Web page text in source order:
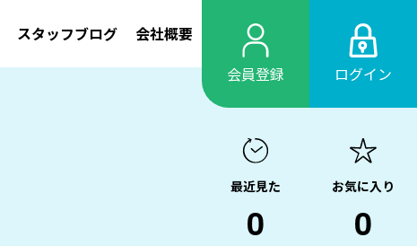
スタッフブログ
会社概要
会員登録
ログイン
最近見た
0
お気に入り
0